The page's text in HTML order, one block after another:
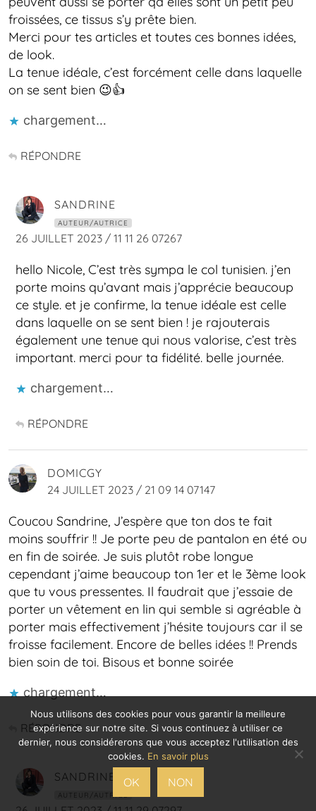
froissées, ce tissus s’y prête bien.
Merci pour tes articles et toutes ces bonnes idées,
de look.
La tenue idéale, c’est forcément celle dans laquelle
on se sent bien 😉👍
chargement…
RÉPONDRE
SANDRINE
AUTEUR/AUTRICE
26 JUILLET 2023 / 11 11 26 07267
hello Nicole, C’est très sympa le col tunisien. j’en
porte moins qu’avant mais j’apprécie beaucoup
ce style. et je confirme, la tenue idéale est celle
dans laquelle on se sent bien ! je rajouterais
également une tenue qui nous valorise, c’est très
important. merci pour ta fidélité. belle journée.
chargement…
RÉPONDRE
DOMICGY
24 JUILLET 2023 / 21 09 14 07147
Coucou Sandrine, J’espère que ton dos te fait
moins souffrir !! Je porte peu de pantalon en été ou
en fin de soirée. Je suis plutôt robe longue
cependant j’aime beaucoup ton 1er et le 3ème look
que tu vous pressentes. Il faudrait que j’essaie de
porter un vêtement en lin qui semble si agréable à
porter mais effectivement j’hésite toujours car il se
froisse facilement. Encore de belles idées !! Prends
bien soin de toi. Bisous et bonne soirée
chargement…
RÉPONDRE
SANDRINE
AUTEUR/AUTRICE
Nous utilisons des cookies pour vous garantir la meilleure
expérience sur notre site. Si vous continuez à utiliser ce
dernier, nous considérerons que vous acceptez l'utilisation des
cookies. En savoir plus
OK NON